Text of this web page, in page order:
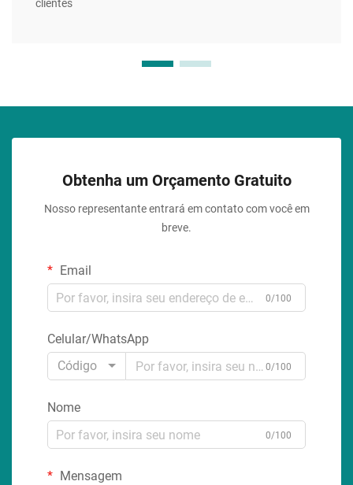
clientes
Obtenha um Orçamento Gratuito
Nosso representante entrará em contato com você em
breve.
Email
0/100
Celular/WhatsApp
Código
0/100
Nome
0/100
Mensagem